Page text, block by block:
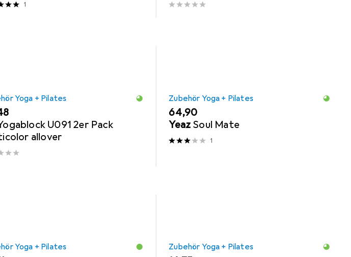
1
Yoga + Pilates
U091 2er Pack
allover
Zubehör Yoga + Pilates
EUR
64,90
Yeaz Soul Mate
1
Yoga + Pilates Zubehör Yoga + Pilates